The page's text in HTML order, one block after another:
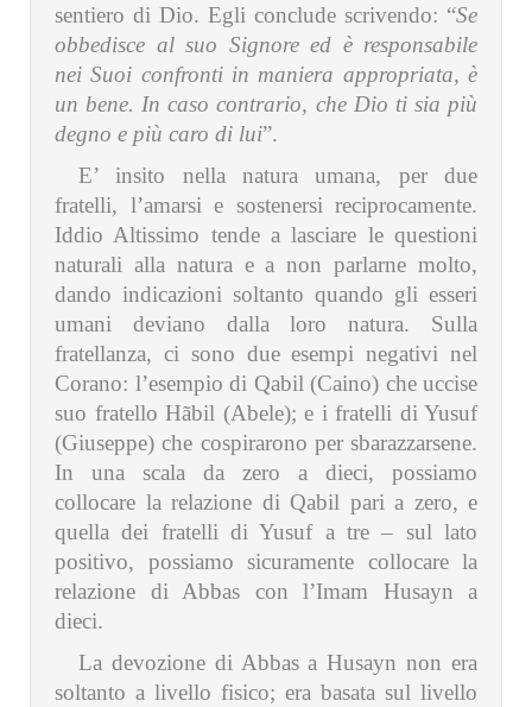
sentiero di Dio. Egli conclude scrivendo: “Se
obbedisce al suo Signore ed è responsabile
nei Suoi confronti in maniera appropriata, è
un bene. In caso contrario, che Dio ti sia più
degno e più caro di lui”.
E’ insito nella natura umana, per due
fratelli, l’amarsi e sostenersi reciprocamente.
Iddio Altissimo tende a lasciare le questioni
naturali alla natura e a non parlarne molto,
dando indicazioni soltanto quando gli esseri
umani deviano dalla loro natura. Sulla
fratellanza, ci sono due esempi negativi nel
Corano: l’esempio di Qabil (Caino) che uccise
suo fratello Hãbil (Abele); e i fratelli di Yusuf
(Giuseppe) che cospirarono per sbarazzarsene.
In una scala da zero a dieci, possiamo
collocare la relazione di Qabil pari a zero, e
quella dei fratelli di Yusuf a tre – sul lato
positivo, possiamo sicuramente collocare la
relazione di Abbas con l’Imam Husayn a
dieci.
La devozione di Abbas a Husayn non era
soltanto a livello fisico; era basata sul livello